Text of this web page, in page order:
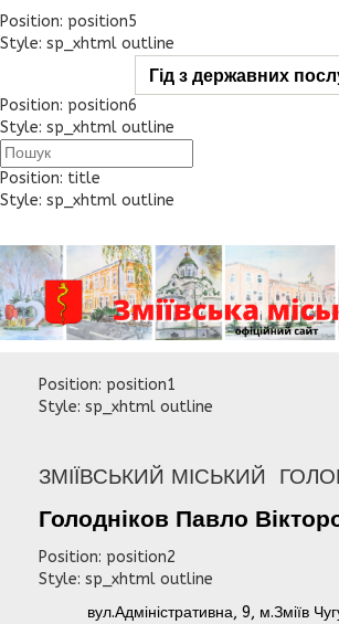
Position: position5
Style: sp_xhtml outline
Гід з державних
Position: position6
Style: sp_xhtml outline
Position: title
Style: sp_xhtml outline
Position: position1
Style: sp_xhtml outline
ЗМІЇВСЬКИЙ МІСЬКИЙ
Голодніков Павло
Position: position2
Style: sp_xhtml outline
вул.Адміністративна, 9, м.Зміїв